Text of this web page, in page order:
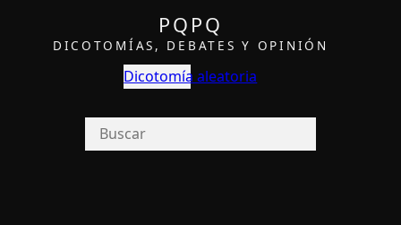
PQPQ
DICOTOMÍAS, DEBATES Y OPINIÓN
Dicotomía aleatoria